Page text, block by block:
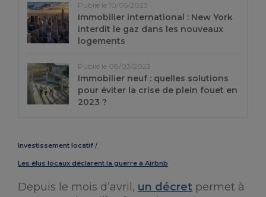
Investissement locatif
Les élus locaux déclarent la guerre à Airbnb
Depuis le mois d’avril, un décret permet à
Publié le 10/05/2023
Immobilier international : New York
interdit le gaz dans les nouveaux
logements
Publié le 08/03/2023
Immobilier neuf : quelles solutions
pour éviter la crise de plein fouet en
2023 ?